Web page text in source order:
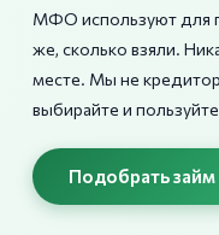
МФО используют для
же, сколько взяли.
месте. Мы не
выбирайте и
Подобрать займ